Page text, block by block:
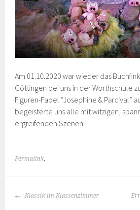
Am 01.10.2020 war wieder das
Göttingen bei uns in der Worthschule
Figuren-Fabel “Josephine & Parcival”
begeisterte uns alle mit witzigen,
ergreifenden Szenen.
Permalink.
BEITRAGS-
Klassik im Klassenzimmer